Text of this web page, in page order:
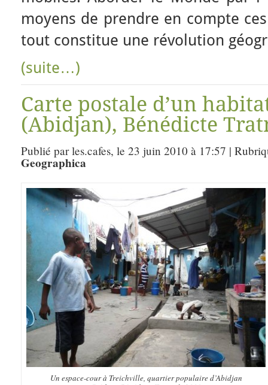
moyens de prendre en compte
tout constitue une révolution
(suite…)
Carte postale d’un
(Abidjan), Bénédicte
Publié par les.cafes, le 23 juin 2010 à 17:57 |
Geographica
Un espace-cour à Treichville, quartier populaire d’Abidjan